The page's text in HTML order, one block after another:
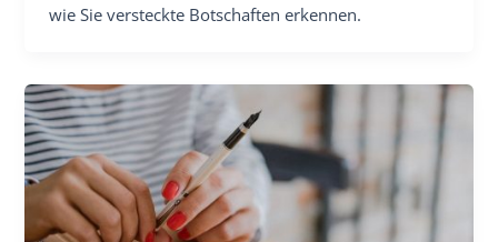
wie Sie versteckte Botschaften erkennen.